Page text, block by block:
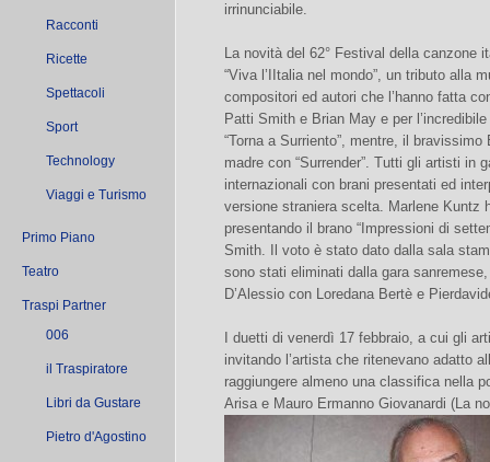
Racconti
Ricette
Spettacoli
Sport
Technology
Viaggi e Turismo
Primo Piano
Teatro
Traspi Partner
006
il Traspiratore
Libri da Gustare
Pietro d'Agostino
irrinunciabile.
La novità del 62° Festival della canzone
“Viva l’IItalia nel mondo”, un tributo alla
compositori ed autori che l’hanno fatta
Patti Smith e Brian May e per
“Torna a Surriento”, mentre, il
madre con “Surrender”. Tutti gli artisti in
internazionali con brani presentati ed
versione straniera scelta. Marlene Kuntz
presentando il brano “Impressioni di
Smith. Il voto è stato dato dalla sala
sono stati eliminati dalla gara
D’Alessio con Loredana Bertè e
I duetti di venerdì 17 febbraio, a cui gli
invitando l’artista che ritenevano adatto
raggiungere almeno una classifica nella
Arisa e Mauro Ermanno Giovanardi (La